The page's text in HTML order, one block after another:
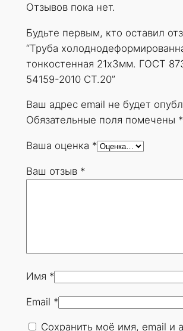
о
е
ф
о
р
м
и
о
в
а
т
о
к
Отзывов пока нет.
Будьте первым, кто оставил
“Труба
тонкостенная 21х3мм. ГОСТ
54159-2010 СТ.20”
Ваш адрес email не будет
Обязательные поля помечены *
Ваша оценка *
Ваш отзыв *
Имя *
Email *
Сохранить моё имя, email и